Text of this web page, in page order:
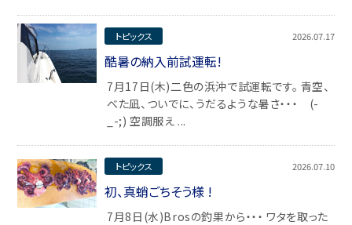
トピックス 2026.07.17
酷暑の納入前試運転!
7月17日(木)二色の浜沖で試運転です。 青空、
べた凪、ついでに、うだるような暑さ・・・ (-
_-;) 空調服え ...
トピックス 2026.07.10
初、真蛸ごちそう様 !
7月8日(水)Brosの釣果から・・・ ワタを取った